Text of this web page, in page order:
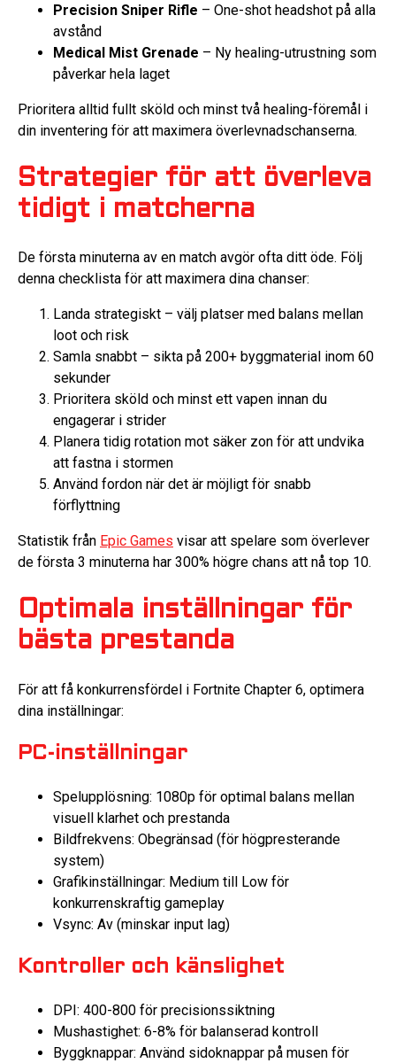
Precision Sniper Rifle – One-shot headshot på alla
avstånd
Medical Mist Grenade – Ny healing-utrustning som
påverkar hela laget
Prioritera alltid fullt sköld och minst två healing-föremål i
din inventering för att maximera överlevnadschanserna.
Strategier för att överleva
tidigt i matcherna
De första minuterna av en match avgör ofta ditt öde. Följ
denna checklista för att maximera dina chanser:
Landa strategiskt – välj platser med balans mellan
loot och risk
Samla snabbt – sikta på 200+ byggmaterial inom 60
sekunder
Prioritera sköld och minst ett vapen innan du
engagerar i strider
Planera tidig rotation mot säker zon för att undvika
att fastna i stormen
Använd fordon när det är möjligt för snabb
förflyttning
Statistik från Epic Games visar att spelare som överlever
de första 3 minuterna har 300% högre chans att nå top 10.
Optimala inställningar för
bästa prestanda
För att få konkurrensfördel i Fortnite Chapter 6, optimera
dina inställningar:
PC-inställningar
Spelupplösning: 1080p för optimal balans mellan
visuell klarhet och prestanda
Bildfrekvens: Obegränsad (för högpresterande
system)
Grafikinställningar: Medium till Low för
konkurrenskraftig gameplay
Vsync: Av (minskar input lag)
Kontroller och känslighet
DPI: 400-800 för precisionssiktning
Mushastighet: 6-8% för balanserad kontroll
Byggknappar: Använd sidoknappar på musen för